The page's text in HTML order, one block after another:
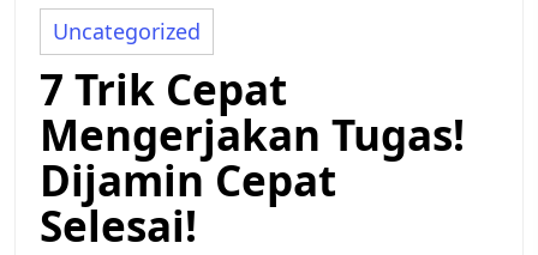
Uncategorized
7 Trik Cepat
Mengerjakan Tugas!
Dijamin Cepat
Selesai!